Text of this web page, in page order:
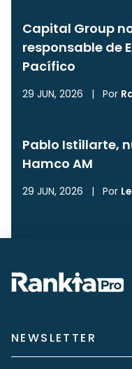
Capital Group
responsable de
Pacífico
29 JUN, 2026 | Por
Pablo Istillarte,
Hamco AM
29 JUN, 2026 | Por
NEWSLETTER